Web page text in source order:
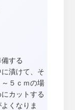
する
漬けて、そ
５ｃｍの場
カットする
くなりま